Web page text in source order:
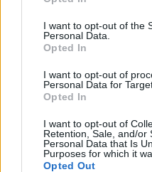
I want to opt-out of the
Personal Data.
Opted In
I want to opt-out of
Personal Data for
Opted In
I want to opt-out of
Retention, Sale, and/or
Personal Data that Is
Purposes for which it
Opted Out